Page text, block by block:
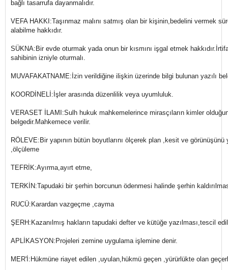
bağlı tasarrufa dayanmalıdır.
VEFA HAKKI:Taşınmaz malını satmış olan bir kişinin,bedelini vermek
alabilme hakkıdır.
SÜKNA:Bir evde oturmak yada onun bir kısmını işgal etmek
sahibinin izniyle oturmalı.
MUVAFAKATNAME:İzin verildiğine ilişkin üzerinde bilgi bulunan yazılı
KOORDİNELİ:İşler arasında düzenlilik veya uyumluluk.
VERASET İLAMI:Sulh hukuk mahkemelerince mirasçıların kimler
belgedir.Mahkemece verilir.
RÖLEVE:Bir yapının bütün boyutlarını ölçerek plan ,kesit ve görünüşünü
,ölçüleme
TEFRİK:Ayırma,ayırt etme,
TERKİN:Tapudaki bir şerhin borcunun ödenmesi halinde şerhin
RUCÜ:Karardan vazgeçme ,cayma
ŞERH:Kazanılmış hakların tapudaki defter ve kütüğe yazılması,tescil
APLİKASYON:Projeleri zemine uygulama işlemine denir.
MER'İ:Hükmüne riayet edilen ,uyulan,hükmü geçen ,yürürlükte olan